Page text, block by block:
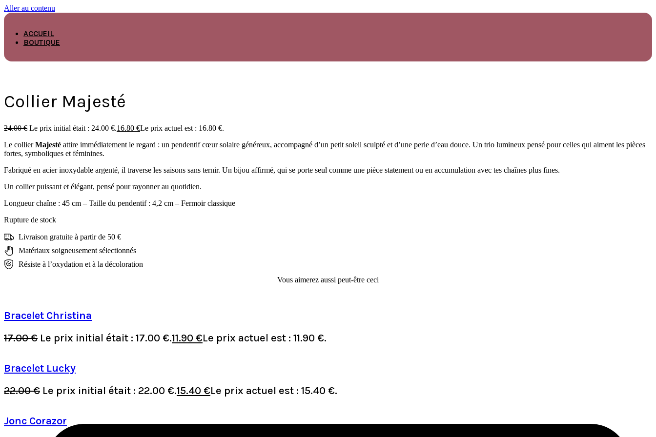
Aller au contenu
ACCUEIL
BOUTIQUE
Collier Majesté
24.00€ Le prix initial était : 24.00 €.16.80 €Le prix actuel est : 16.80 €.
Le collierMajesté attire immédiatement le regard : un pendentif cœur solaire généreux, accompagné d’un petit soleil sculpté et d’une perle d’eau douce. Un trio lumineux pensé pour celles qui aiment les pièces
fortes, symboliques et féminines.
Fabriqué en acier inoxydable argenté, il traverse les saisons sans ternir. Un bijou affirmé, qui se porte seul comme une pièce statement ou en accumulation avec tes chaînes plus fines.
Un collier puissant et élégant, pensé pour rayonner au quotidien.
Longueur chaîne : 45 cm – Taille du pendentif : 4,2 cm – Fermoir classique
Rupture de stock
Livraison gratuite à partir de 50 €
Matériaux soigneusement sélectionnés
Résiste à l’oxydation et à la décoloration
Vous aimerez aussi peut-être ceci
Bracelet Christina
17.00€ Le prix initial était : 17.00 €.11.90 €Le prix actuel est : 11.90 €.
Bracelet Lucky
22.00€ Le prix initial était : 22.00 €.15.40 €Le prix actuel est : 15.40 €.
Jonc Corazor